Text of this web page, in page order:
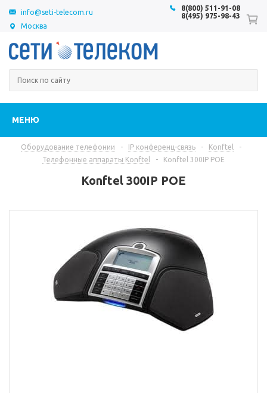
Москва
8(800) 511-91-08
8(495) 975-98-43
info@seti-telecom.ru
МЕНЮ
Оборудование телефонии - IP конференц-связь - Konftel
-
Телефонные аппараты Konftel
- Konftel 300IP POE
Konftel 300IP POE